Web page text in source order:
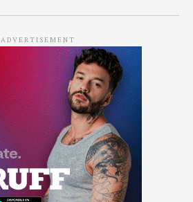
ADVERTISEMENT